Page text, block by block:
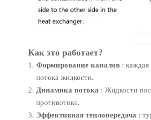
Как это работает?
Формирование каналов :
потока жидкости.
Динамика потока : Жидкости
противотоке.
Эффективная теплопередача :